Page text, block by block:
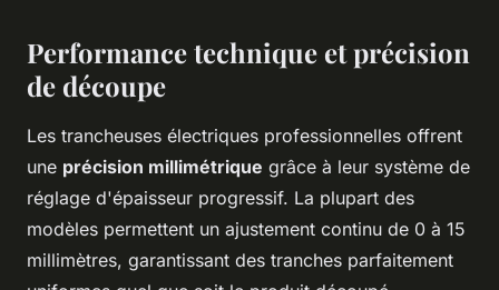
Performance technique et précision
de découpe
Les trancheuses électriques professionnelles offrent
une précision millimétrique grâce à leur système de
réglage d'épaisseur progressif. La plupart des
modèles permettent un ajustement continu de 0 à 15
millimètres, garantissant des tranches parfaitement